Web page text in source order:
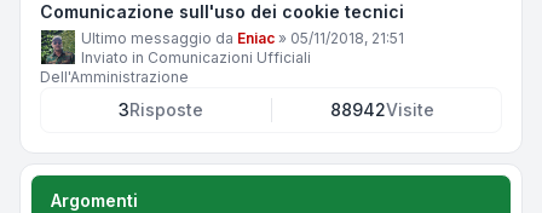
Comunicazione sull'uso dei cookie tecnici
Ultimo messaggio da Eniac » 05/11/2018, 21:51
Inviato in Comunicazioni Ufficiali
Dell'Amministrazione
3Risposte 88942Visite
Argomenti